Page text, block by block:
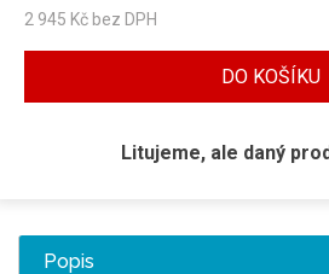
2 945 Kč bez DPH
DO KOŠÍKU
Litujeme, ale daný
Popis